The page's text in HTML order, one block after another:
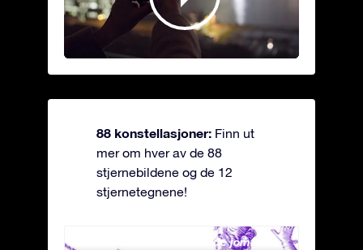
88 konstellasjoner: Finn ut
mer om hver av de 88
stjernebildene og de 12
stjernetegnene!
Andromeda - Den lenkede jomfrua